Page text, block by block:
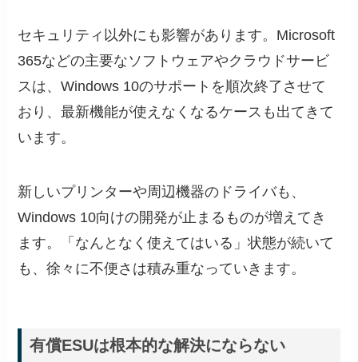
セキュリティ以外にも影響があります。Microsoft
365などの主要なソフトウェアやクラウドサービ
スは、Windows 10のサポートを順次終了させて
おり、最新機能が使えなくなるケースも出てきて
います。
新しいプリンターや周辺機器のドライバも、
Windows 10向けの開発が止まるものが増えてき
ます。「なんとなく使えてはいる」状態が続いて
も、徐々に不便さは積み重なっていきます。
有償ESUは根本的な解決にならない